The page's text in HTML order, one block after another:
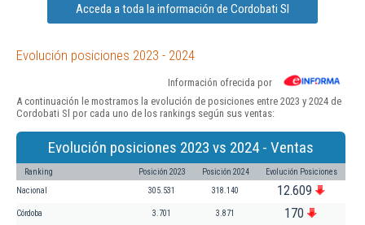
Acceda a toda la información de Cordobati Sl
Evolución posiciones 2023 - 2024
Información ofrecida por
A continuación le mostramos la evolución de posiciones entre 2023 y 2024 de
Cordobati Sl por cada uno de los rankings según sus ventas:
Evolución posiciones 2023 vs 2024 - Ventas
Ranking Posición 2023 Posición 2024 Evolución Posiciones
Nacional 305.531 318.140 12.609
Córdoba 3.701 3.871 170